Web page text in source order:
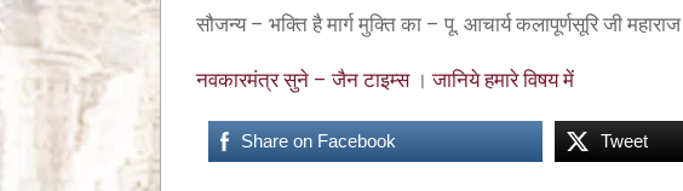
सौजन्य – भक्ति है मार्ग मुक्ति का – पू. आचार्य कलापूर्णसूरि जी महाराज
नवकारमंत्र सुने – जैन टाइम्स।जानिये हमारे विषय में
Share on Facebook Tweet